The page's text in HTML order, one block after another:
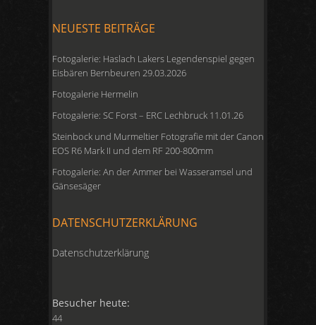
NEUESTE BEITRÄGE
Fotogalerie: Haslach Lakers Legendenspiel gegen
Eisbären Bernbeuren 29.03.2026
Fotogalerie Hermelin
Fotogalerie: SC Forst – ERC Lechbruck 11.01.26
Steinbock und Murmeltier Fotografie mit der Canon
EOS R6 Mark II und dem RF 200-800mm
Fotogalerie: An der Ammer bei Wasseramsel und
Gänsesäger
DATENSCHUTZERKLÄRUNG
Datenschutzerklärung
Besucher heute:
44